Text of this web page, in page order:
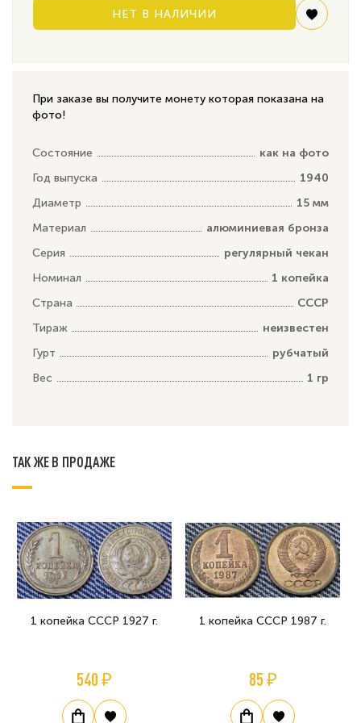
НЕТ В НАЛИЧИИ
При заказе вы получите монету которая показана на
фото!
Состояние
как на фото
Год выпуска
1940
Диаметр
15 мм
Материал
алюминиевая бронза
Серия
регулярный чекан
Номинал
1 копейка
Страна
СССР
Тираж
неизвестен
Гурт
рубчатый
Вес
1 гр
ТАК ЖЕ В ПРОДАЖЕ
1 копейка СССР 1927 г.
540 ₽
1 копейка СССР 1987 г.
85 ₽